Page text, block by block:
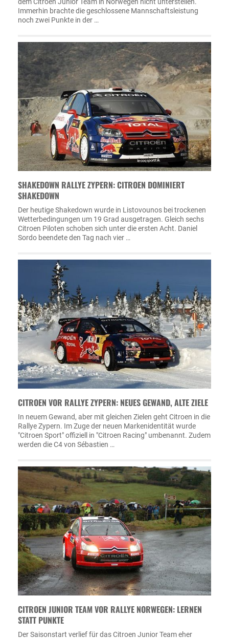
Immerhin brachte die geschlossene Mannschaftsleistung
noch zwei Punkte in der …
SHAKEDOWN RALLYE ZYPERN: CITROEN DOMINIERT
SHAKEDOWN
Der heutige Shakedown wurde in Listovounos bei trockenen
Wetterbedingungen um 19 Grad ausgetragen. Gleich sechs
Citroen Piloten schoben sich unter die ersten Acht. Daniel
Sordo beendete den Tag nach vier …
CITROEN VOR RALLYE ZYPERN: NEUES GEWAND, ALTE ZIELE
In neuem Gewand, aber mit gleichen Zielen geht Citroen in die
Rallye Zypern. Im Zuge der neuen Markenidentität wurde
"Citroen Sport" offiziell in "Citroen Racing" umbenannt. Zudem
werden die C4 von Sébastien …
CITROEN JUNIOR TEAM VOR RALLYE NORWEGEN: LERNEN
STATT PUNKTE
Der Saisonstart verlief für das Citroen Junior Team eher